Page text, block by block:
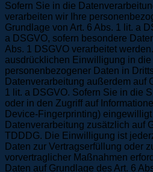
Sofern Sie in die
verarbeiten wir Ihre
Grundlage von Art. 6 Abs. 1 lit. a
a DSGVO, sofern besondere
Abs. 1 DSGVO verarbeitet
ausdrücklichen Einwilligung in die
personenbezogener Daten in
Datenverarbeitung außerdem auf
1 lit. a DSGVO. Sofern Sie in die
oder in den Zugriff auf
Device-Fingerprinting)
Datenverarbeitung zusätzlich auf
TDDDG. Die Einwilligung ist
Daten zur Vertragserfüllung oder
vorvertraglicher Maßnahmen
Daten auf Grundlage des Art. 6